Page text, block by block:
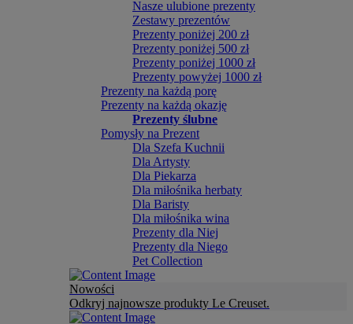
Nasze ulubione prezenty
Zestawy prezentów
Prezenty poniżej 200 zł
Prezenty poniżej 500 zł
Prezenty poniżej 1000 zł
Prezenty powyżej 1000 zł
Prezenty na każdą porę
Prezenty na każdą okazję
Prezenty ślubne
Pomysły na Prezent
Dla Szefa Kuchnii
Dla Artysty
Dla Piekarza
Dla miłośnika herbaty
Dla Baristy
Dla miłośnika wina
Prezenty dla Niej
Prezenty dla Niego
Pet Collection
Nowości
Odkryj najnowsze produkty Le Creuset.